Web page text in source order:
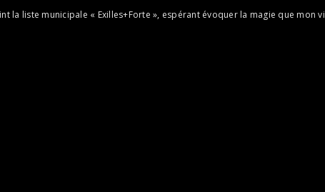
la liste municipale « Exilles+Forte », espérant évoquer la magie que mon